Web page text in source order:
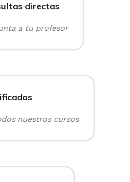
directas
a tu profesor
nuestros cursos